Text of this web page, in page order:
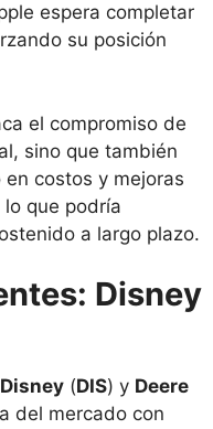
espera completar
su posición
el compromiso de
sino que también
costos y mejoras
que podría
a largo plazo.
Disney
Disney (DIS) y Deere
del mercado con